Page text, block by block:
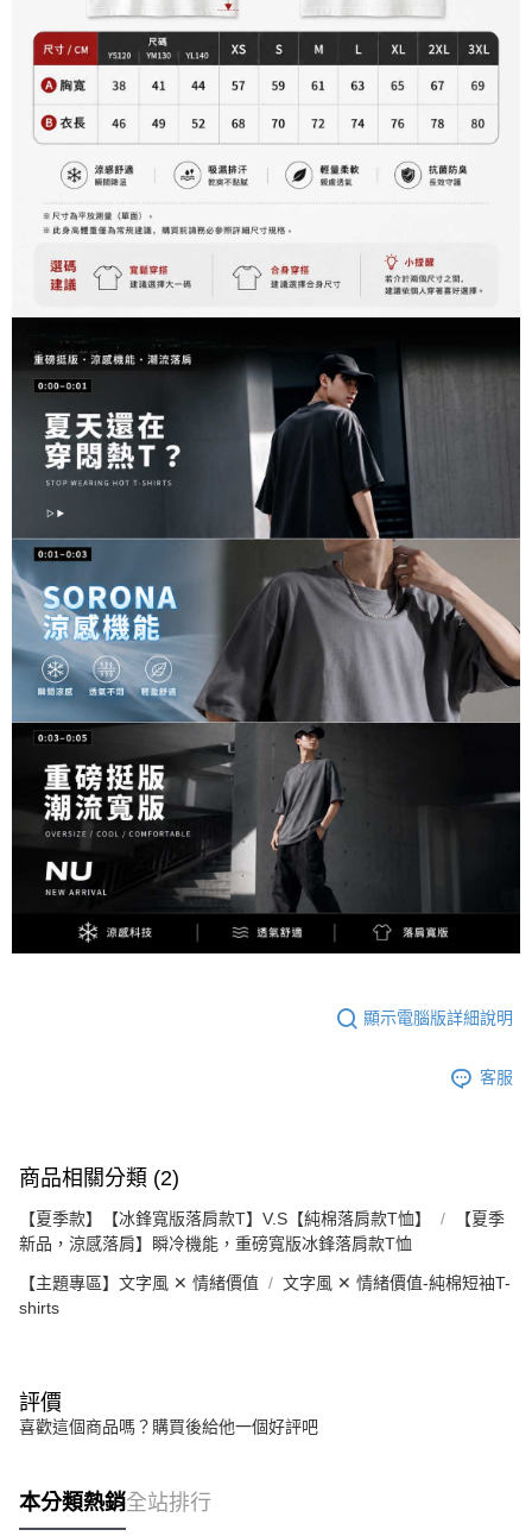
【注意事項】
１．透過由恩沛科技股份有限公司提供之「AFTEE先享後付」服務完成之交
易，需依本服務之必要範圍內提供個人資料，並將交易相關給付款項請求債
權轉讓予恩沛科技股份有限公司。
https://aftee.tw/terms/#terms3
３．未成年的使用者請事先徵得法定代理人或監護人之同意方可使用
「AFTEE先享後付」，若未經同意申辦者引起之損失，本公司不負相關責
４．使用「AFTEE先享後付」時，將依據個別帳號之用戶狀況，依本公司即
時審查核予不同之上限額度；若仍有額度不足之情形，本公司將視審查結果
請求用戶進行身份認證。
５．嚴禁一人註冊多個帳號或使用他人資訊註冊。若發現惡意使用之情形，
恩沛科技股份有限公司將有權停止該用戶之使用額度並採取法律行動。
每筆NT$65，滿NT$899(含以上)免運費
顯示電腦版詳細說明
客服
商品相關分類 (2)
【夏季款】【冰鋒寬版落肩款T】V.S【純棉落肩款T恤】
【夏季
新品，涼感落肩】瞬冷機能，重磅寬版冰鋒落肩款T恤
【主題專區】文字風 ✕ 情緒價值
文字風 ✕ 情緒價值-純棉短袖T-
shirts
評價
喜歡這個商品嗎？購買後給他一個好評吧
本分類熱銷全站排行